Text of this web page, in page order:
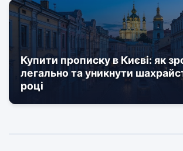
Купити прописку в Києві: як
легально та уникнути
році